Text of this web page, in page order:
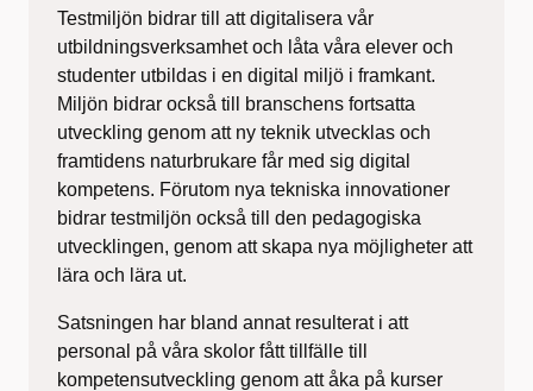
Testmiljön bidrar till att digitalisera vår
utbildningsverksamhet och låta våra elever och
studenter utbildas i en digital miljö i framkant.
Miljön bidrar också till branschens fortsatta
utveckling genom att ny teknik utvecklas och
framtidens naturbrukare får med sig digital
kompetens. Förutom nya tekniska innovationer
bidrar testmiljön också till den pedagogiska
utvecklingen, genom att skapa nya möjligheter att
lära och lära ut.
Satsningen har bland annat resulterat i att
personal på våra skolor fått tillfälle till
kompetensutveckling genom att åka på kurser